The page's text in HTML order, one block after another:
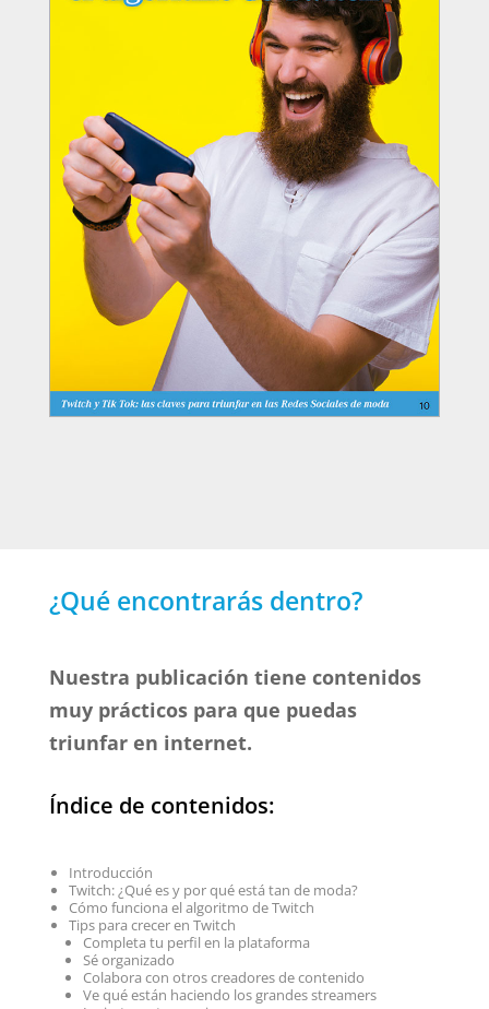
¿Qué encontrarás dentro?
Nuestra publicación tiene contenidos
muy prácticos para que puedas
triunfar en internet.
Índice de contenidos:
Introducción
Twitch: ¿Qué es y por qué está tan de moda?
Cómo funciona el algoritmo de Twitch
Tips para crecer en Twitch
Completa tu perfil en la plataforma
Sé organizado
Colabora con otros creadores de contenido
Ve qué están haciendo los grandes streamers